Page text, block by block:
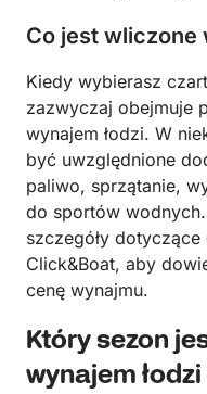
Co jest wliczone
Kiedy wybierasz
zazwyczaj obejmuje
wynajem łodzi. W
być uwzględnione
paliwo, sprzątanie,
do sportów
szczegóły
Click&Boat, aby
cenę wynajmu.
Który sezon
wynajem